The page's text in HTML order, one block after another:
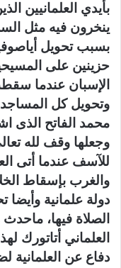
بأيدي العلمانيين
ينخرون فيه مثل
بسبب تحويل
حزينين على
الإسبان عندما
وتحويل كل
محمد الفاتح الذى
وجعلها وقف لله
للآسف عندما أتى
والغرب بإسقاط
دولة علمانية
الصلاة فيها،
العلماني أتاتورك
دفاع عن العلمانية